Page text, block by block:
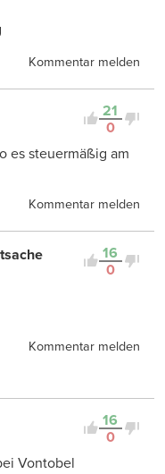
Kommentar melden
21
0
es steuermäßig am
Kommentar melden
16
0
Kommentar melden
16
0
Vontobel